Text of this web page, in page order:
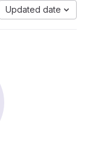
Updated date